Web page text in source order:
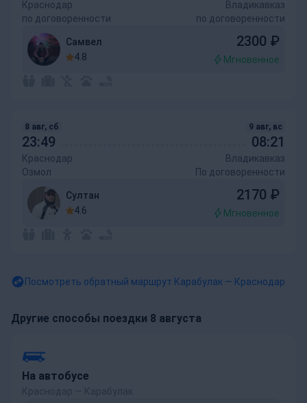
Краснодар
по договоренности
Владикавказ
по договоренности
Самвел
4.8
2300 ₽
Мгновенное
23:49
8 авг, сб
Краснодар
Озмол
08:21
9 авг, вс
Владикавказ
По договоренности
Султан
4.6
2170 ₽
Мгновенное
Посмотреть обратный маршрут Карабулак — Краснодар
Другие способы поездки 8 августа
На автобусе